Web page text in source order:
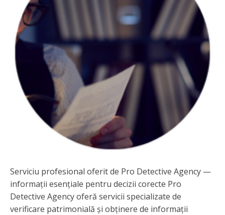
Serviciu profesional oferit de Pro Detective Agency —
informații esențiale pentru decizii corecte Pro
Detective Agency oferă servicii specializate de
verificare patrimonială și obținere de informații